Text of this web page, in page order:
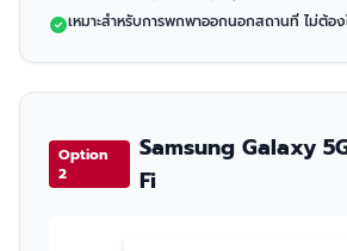
เหมาะสำหรับการพกพาออกนอกสถานที่ ไม่ต้อ
Option
2
Samsung Galaxy
Fi